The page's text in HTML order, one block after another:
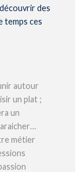
des
temps ces
autour
un plat ;
un
métier